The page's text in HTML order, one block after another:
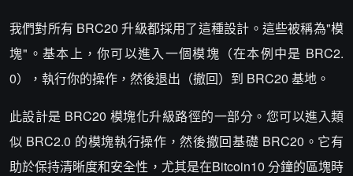
我們對所有 BRC20 升級都採用了這種設計。這些被稱為"模
塊"。基本上，你可以進入一個模塊（在本例中是 BRC2.
0），執行你的操作，然後退出（撤回）到 BRC20 基地。
此設計是 BRC20 模塊化升級路徑的一部分。您可以進入類
似 BRC2.0 的模塊執行操作，然後撤回基礎 BRC20。它有
助於保持清晰度和安全性，尤其是在Bitcoin10 分鐘的區塊時